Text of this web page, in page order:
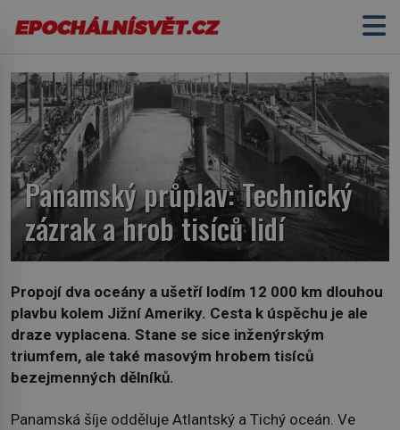
Panamský průplav: Technický
zázrak a hrob tisíců lidí
Propojí dva oceány a ušetří lodím 12 000 km dlouhou
plavbu kolem Jižní Ameriky. Cesta k úspěchu je ale
draze vyplacena. Stane se sice inženýrským
triumfem, ale také masovým hrobem tisíců
bezejmenných dělníků.
Panamská šíje odděluje Atlantský a Tichý oceán. Ve